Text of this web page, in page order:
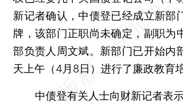
新记者确认，中债登已经成立新部
牌，该部门正职尚未确定，副职为
部负责人周文斌。新部门已开始内
天上午（4月8日）进行了廉政教育培
中债登有关人士向财新记者表示